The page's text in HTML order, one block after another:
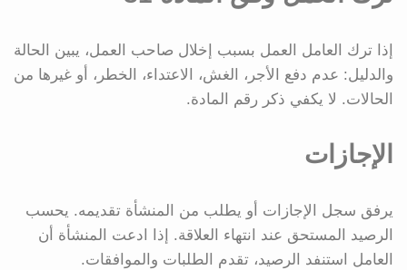
إذا ترك العامل العمل بسبب إخلال صاحب العمل، يبين الحالة
والدليل: عدم دفع الأجر، الغش، الاعتداء، الخطر، أو غيرها من
الحالات. لا يكفي ذكر رقم المادة.
الإجازات
يرفق سجل الإجازات أو يطلب من المنشأة تقديمه. يحسب
الرصيد المستحق عند انتهاء العلاقة. إذا ادعت المنشأة أن
العامل استنفد الرصيد، تقدم الطلبات والموافقات.